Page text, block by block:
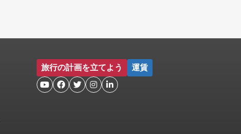
旅行の計画を立てよう 運賃
    